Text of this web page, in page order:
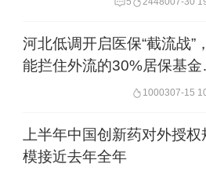
在“真创新”的定价“天
妍们期待着通过患者
严格的价格保密机制，
药的可及性，同时增
河北低调开启医保“截流战”，
能拦住外流的30%居保基金
1000307-15
上半年中国创新药对外授权
模接近去年全年